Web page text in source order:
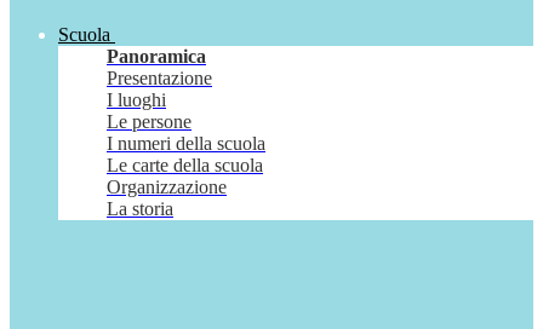
Scuola
Panoramica
Presentazione
I luoghi
Le persone
I numeri della scuola
Le carte della scuola
Organizzazione
La storia